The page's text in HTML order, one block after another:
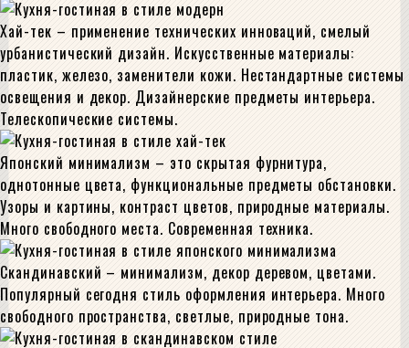
Хай-тек – применение технических инноваций, смелый
урбанистический дизайн. Искусственные материалы:
пластик, железо, заменители кожи. Нестандартные системы
освещения и декор. Дизайнерские предметы интерьера.
Телескопические системы.
Японский минимализм – это скрытая фурнитура,
однотонные цвета, функциональные предметы обстановки.
Узоры и картины, контраст цветов, природные материалы.
Много свободного места. Современная техника.
Скандинавский – минимализм, декор деревом, цветами.
Популярный сегодня стиль оформления интерьера. Много
свободного пространства, светлые, природные тона.